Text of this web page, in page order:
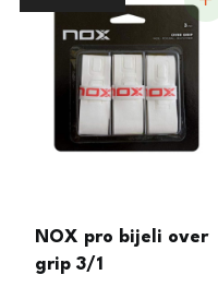
NOX pro bijeli over
grip 3/1